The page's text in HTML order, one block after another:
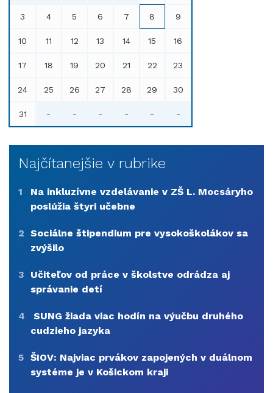
3 4 5 6 7 8 9
10 11 12 13 14 15 16
17 18 19 20 21 22 23
24 25 26 27 28 29 30
31 - - - - - -
Najčítanejšie v rubrike
1
Na inkluzívne vzdelávanie v ZŠ L. Mocsáryho
poslúžia štyri učebne
2 Sociálne štipendium pre vysokoškolákov sa
zvýšilo
3
Učiteľov od práce v školstve odrádza aj
správanie detí
4
SUNG žiada viac hodín na výučbu druhého
cudzieho jazyka
5 ŠIOV: Najviac prvákov zapojených v duálnom
systéme je v Košickom kraji